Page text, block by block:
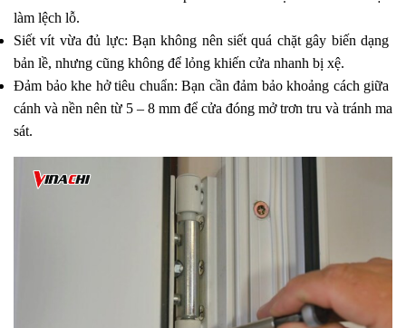
làm lệch lỗ.
Siết vít vừa đủ lực: Bạn không nên siết quá chặt gây biến dạng
bản lề, nhưng cũng không để lỏng khiến cửa nhanh bị xệ.
Đảm bảo khe hở tiêu chuẩn: Bạn cần đảm bảo khoảng cách giữa
cánh và nền nên từ 5 – 8 mm để cửa đóng mở trơn tru và tránh ma
sát.